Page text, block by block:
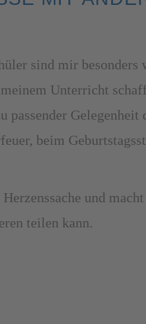
sind mir
Unterricht
passender
beim
und
teilen kann.